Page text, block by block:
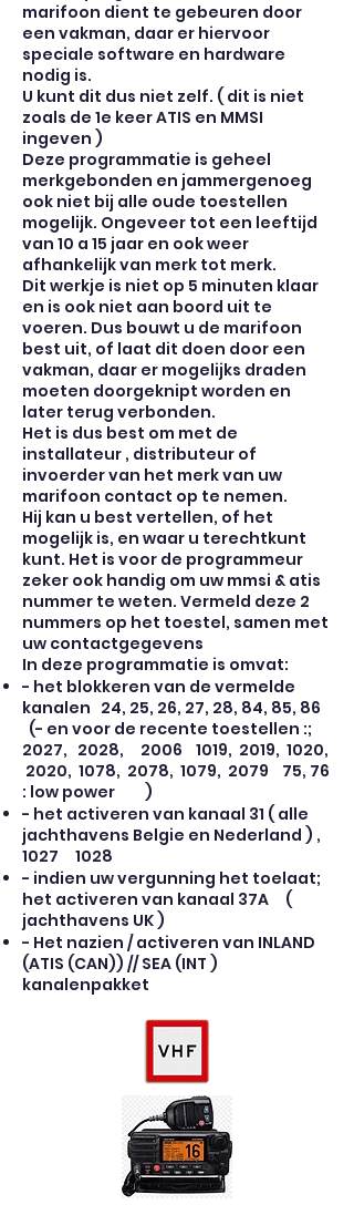
marifoon dient te gebeuren door
een vakman, daar er hiervoor
speciale software en hardware
nodig is.
U kunt dit dus niet zelf. ( dit is niet
zoals de 1e keer ATIS en MMSI
ingeven )
Deze programmatie is geheel
merkgebonden en jammergenoeg
ook niet bij alle oude toestellen
mogelijk. Ongeveer tot een leeftijd
van 10 a 15 jaar en ook weer
afhankelijk van merk tot merk.
Dit werkje is niet op 5 minuten klaar
en is ook niet aan boord uit te
voeren. Dus bouwt u de marifoon
best uit, of laat dit doen door een
vakman, daar er mogelijks draden
moeten doorgeknipt worden en
later terug verbonden.
Het is dus best om met de
installateur , distributeur of
invoerder van het merk van uw
marifoon contact op te nemen.
Hij kan u best vertellen, of het
mogelijk is, en waar u terechtkunt
kunt. Het is voor de programmeur
zeker ook handig om uw mmsi & atis
nummer te weten. Vermeld deze 2
nummers op het toestel, samen met
uw contactgegevens
In deze programmatie is omvat:
- het blokkeren van de vermelde
kanalen 24, 25, 26, 27, 28, 84, 85, 86
(- en voor de recente toestellen :;
2027, 2028, 2006 1019, 2019, 1020,
2020, 1078, 2078, 1079, 2079 75, 76
: low power )
- het activeren van kanaal 31 ( alle
jachthavens Belgie en Nederland ) ,
1027 1028
- indien uw vergunning het toelaat;
het activeren van kanaal 37A (
jachthavens UK )
- Het nazien / activeren van INLAND
(ATIS (CAN)) // SEA (INT )
kanalenpakket